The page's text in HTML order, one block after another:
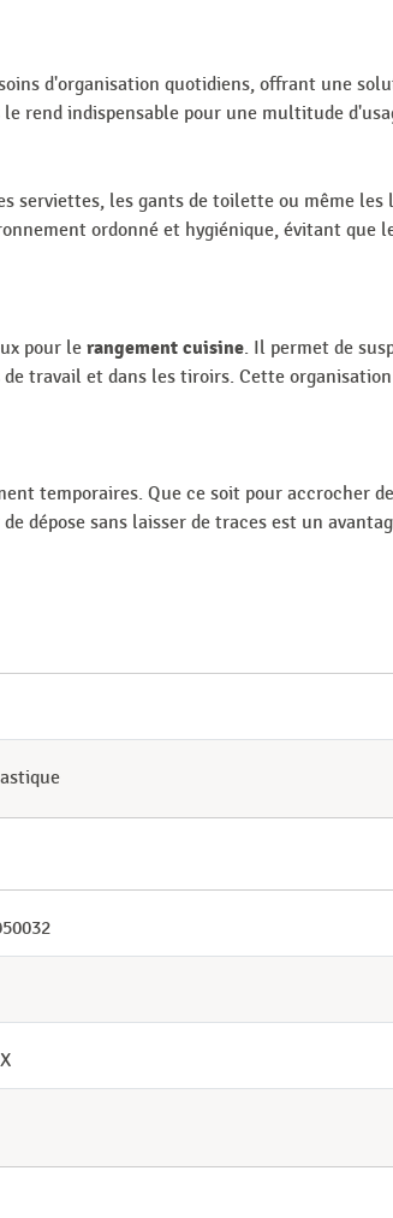
d'organisation quotidiens, offrant une
rend indispensable pour une multitude
serviettes, les gants de toilette ou même
ordonné et hygiénique, évitant que
pour le rangement cuisine. Il permet de
travail et dans les tiroirs. Cette
temporaires. Que ce soit pour accrocher
dépose sans laisser de traces est un